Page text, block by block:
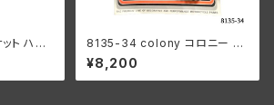
ト ハン
ドソン 1
ムメッ
8135-34 colony コロニー カ
ドミメッキ ファスナー モーター
ケース キット ハーレーダビッド
ソン
¥8,200